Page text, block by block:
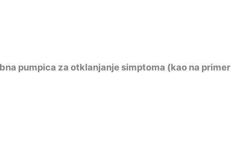
pumpica za otklanjanje simptoma (kao na primer